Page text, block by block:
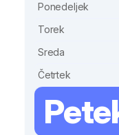
Ponedeljek
Torek
Sreda
Četrtek